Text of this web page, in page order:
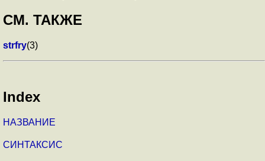
СМ. ТАКЖЕ
strfry(3)
Index
НАЗВАНИЕ
СИНТАКСИС